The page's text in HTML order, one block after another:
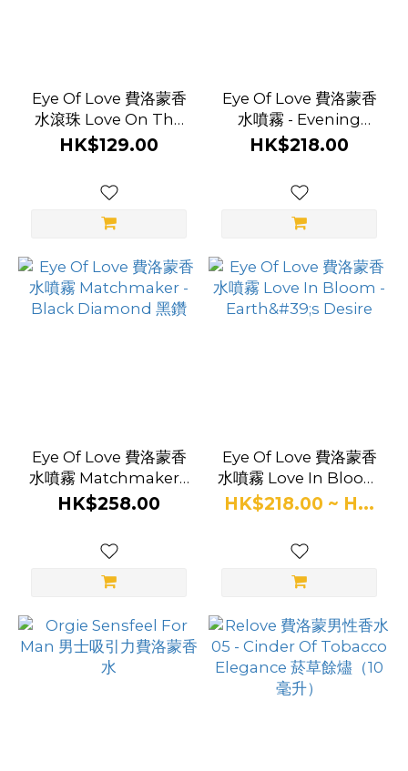
Eye Of Love 費洛蒙香
水滾珠 Love On The
Run - Excite 心動
HK$129.00
Eye Of Love 費洛蒙香
水噴霧 - Evening
Delight 黃昏
HK$218.00
Eye Of Love 費洛蒙香
水噴霧 Matchmaker -
Black Diamond 黑鑽
HK$258.00
Eye Of Love 費洛蒙香
水噴霧 Love In Bloom
- Earth's Desire
HK$218.00 ~ H...